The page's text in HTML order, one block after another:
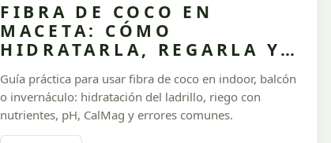
FIBRA DE COCO EN
MACETA: CÓMO
HIDRATARLA, REGARLA Y
ALIMENTARLA SIN
TRATARLA COMO TIERRA
Guía práctica para usar fibra de coco en indoor, balcón
o invernáculo: hidratación del ladrillo, riego con
nutrientes, pH, CalMag y errores comunes.